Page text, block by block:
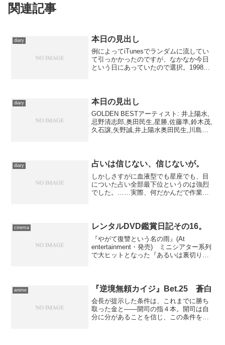
関連記事
diary 本日の見出し
例によってiTunesでランダムに流してい
て引っかかったのですが、なかなか今日
という日にあっていたので選択。1998年
diary 本日の見出し
GOLDEN BESTアーティスト: 井上陽水,
忌野清志郎,奥田民生,星勝,佐藤準,鈴木茂,
久石譲,矢野誠,井上陽水奥田民生,川島裕
diary 占いは信じない、信じないが。
しかしさすがに血液型でも星座でも、目
についた占い全部最下位というのは強烈
でした。……実際、何だかんだで作業が
cinema レンタルDVD鑑賞日記その16。
『やがて復讐という名の雨』(At
entertainment・発売) ミニシアター系列
で大ヒットとなった『あるいは裏切りと
に入ってD...
anime 『逆境無頼カイジ』Bet.25 蒼白
会長が提示した条件は、これまでに勝ち
取った金と――開司の指４本。開司は自
分に分があることを信じ、この条件を呑